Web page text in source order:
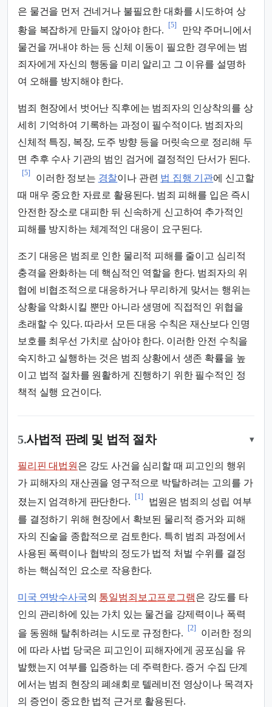
은 물건을 먼저 건네거나 불필요한 대화를 시도하여 상
황을 복잡하게 만들지 않아야 한다.
[5]
만약 주머니에서
물건을 꺼내야 하는 등 신체 이동이 필요한 경우에는 범
죄자에게 자신의 행동을 미리 알리고 그 이유를 설명하
여 오해를 방지해야 한다.
범죄 현장에서 벗어난 직후에는 범죄자의 인상착의를 상
세히 기억하여 기록하는 과정이 필수적이다. 범죄자의
신체적 특징, 복장, 도주 방향 등을 머릿속으로 정리해 두
면 추후 수사 기관의 범인 검거에 결정적인 단서가 된다.
[5]
이러한 정보는 경찰이나 관련 법 집행 기관에 신고할
때 매우 중요한 자료로 활용된다. 범죄 피해를 입은 즉시
안전한 장소로 대피한 뒤 신속하게 신고하여 추가적인
피해를 방지하는 체계적인 대응이 요구된다.
조기 대응은 범죄로 인한 물리적 피해를 줄이고 심리적
충격을 완화하는 데 핵심적인 역할을 한다. 범죄자의 위
협에 비협조적으로 대응하거나 무리하게 맞서는 행위는
상황을 악화시킬 뿐만 아니라 생명에 직접적인 위협을
초래할 수 있다. 따라서 모든 대응 수칙은 재산보다 인명
보호를 최우선 가치로 삼아야 한다. 이러한 안전 수칙을
숙지하고 실행하는 것은 범죄 상황에서 생존 확률을 높
이고 법적 절차를 원활하게 진행하기 위한 필수적인 정
책적 실행 요건이다.
5.사법적 판례 및 법적 절차 ▾
필리핀 대법원 은 강도 사건을 심리할 때 피고인의 행위
가 피해자의 재산권을 영구적으로 박탈하려는 고의를 가
졌는지 엄격하게 판단한다.
[1]
법원은 범죄의 성립 여부
를 결정하기 위해 현장에서 확보된 물리적 증거와 피해
자의 진술을 종합적으로 검토한다. 특히 범죄 과정에서
사용된 폭력이나 협박의 정도가 법적 처벌 수위를 결정
하는 핵심적인 요소로 작용한다.
미국 연방수사국의 통일범죄보고프로그램은 강도를 타
인의 관리하에 있는 가치 있는 물건을 강제력이나 폭력
을 동원해 탈취하려는 시도로 규정한다.
[2]
이러한 정의
에 따라 사법 당국은 피고인이 피해자에게 공포심을 유
발했는지 여부를 입증하는 데 주력한다. 증거 수집 단계
에서는 범죄 현장의 폐쇄회로 텔레비전 영상이나 목격자
의 증언이 중요한 법적 근거로 활용된다.